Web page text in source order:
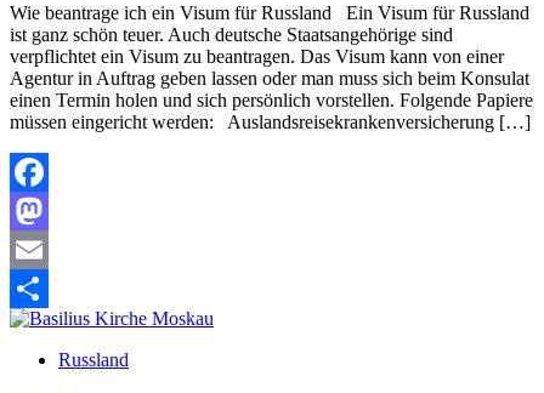
Wie beantrage ich ein Visum für Russland Ein Visum für Russland
ist ganz schön teuer. Auch deutsche Staatsangehörige sind
verpflichtet ein Visum zu beantragen. Das Visum kann von einer
Agentur in Auftrag geben lassen oder man muss sich beim Konsulat
einen Termin holen und sich persönlich vorstellen. Folgende Papiere
müssen eingericht werden: Auslandsreisekrankenversicherung […]
Facebook
Mastodon
Email
Teilen
Russland